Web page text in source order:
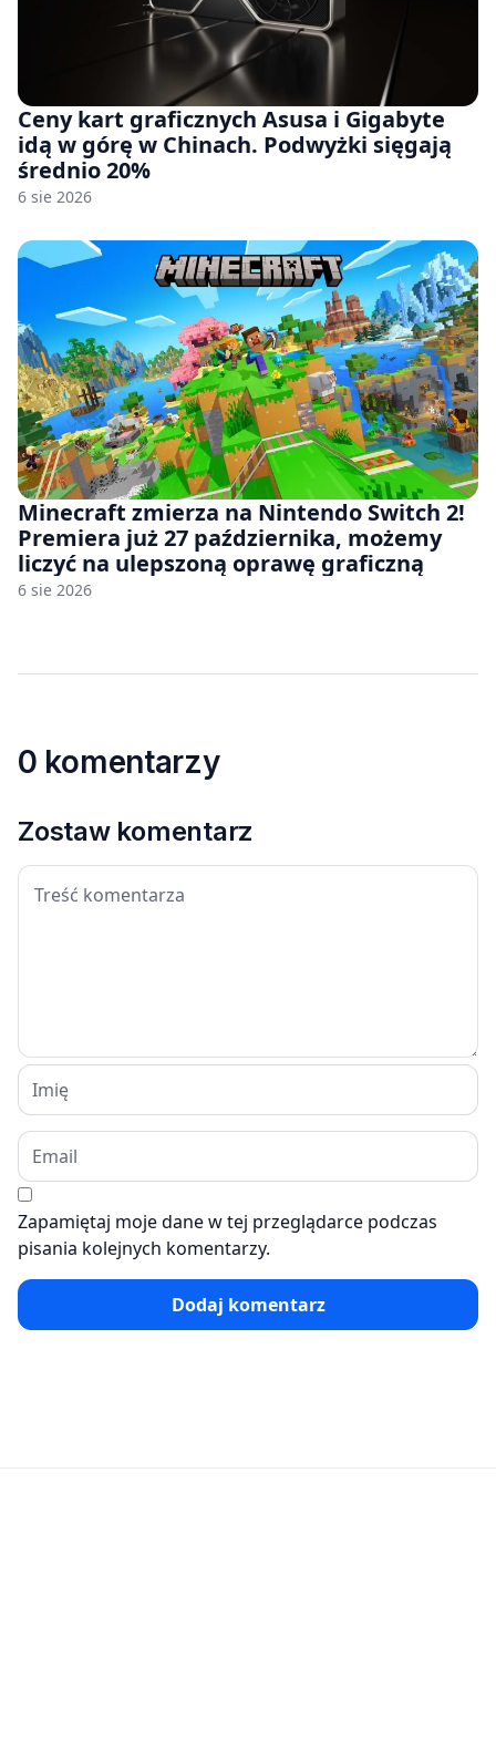
Ceny kart graficznych Asusa i Gigabyte
idą w górę w Chinach. Podwyżki sięgają
średnio 20%
6 sie 2026
Minecraft zmierza na Nintendo Switch 2!
Premiera już 27 października, możemy
liczyć na ulepszoną oprawę graficzną
6 sie 2026
0 komentarzy
Zostaw komentarz
Zapamiętaj moje dane w tej przeglądarce podczas
pisania kolejnych komentarzy.
Dodaj komentarz